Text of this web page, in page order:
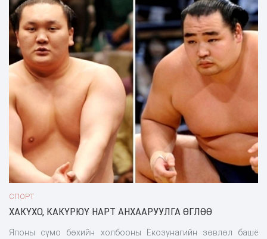
эмнэлгээс гарч гэрийн асаргаанд байсан юм
СПОРТ
ХАКҮХО, КАКҮРЮҮ НАРТ АНХААРУУЛГА ӨГЛӨӨ
Японы сүмо бөхийн холбооны Ёкозүнагийн зөвлөл башё